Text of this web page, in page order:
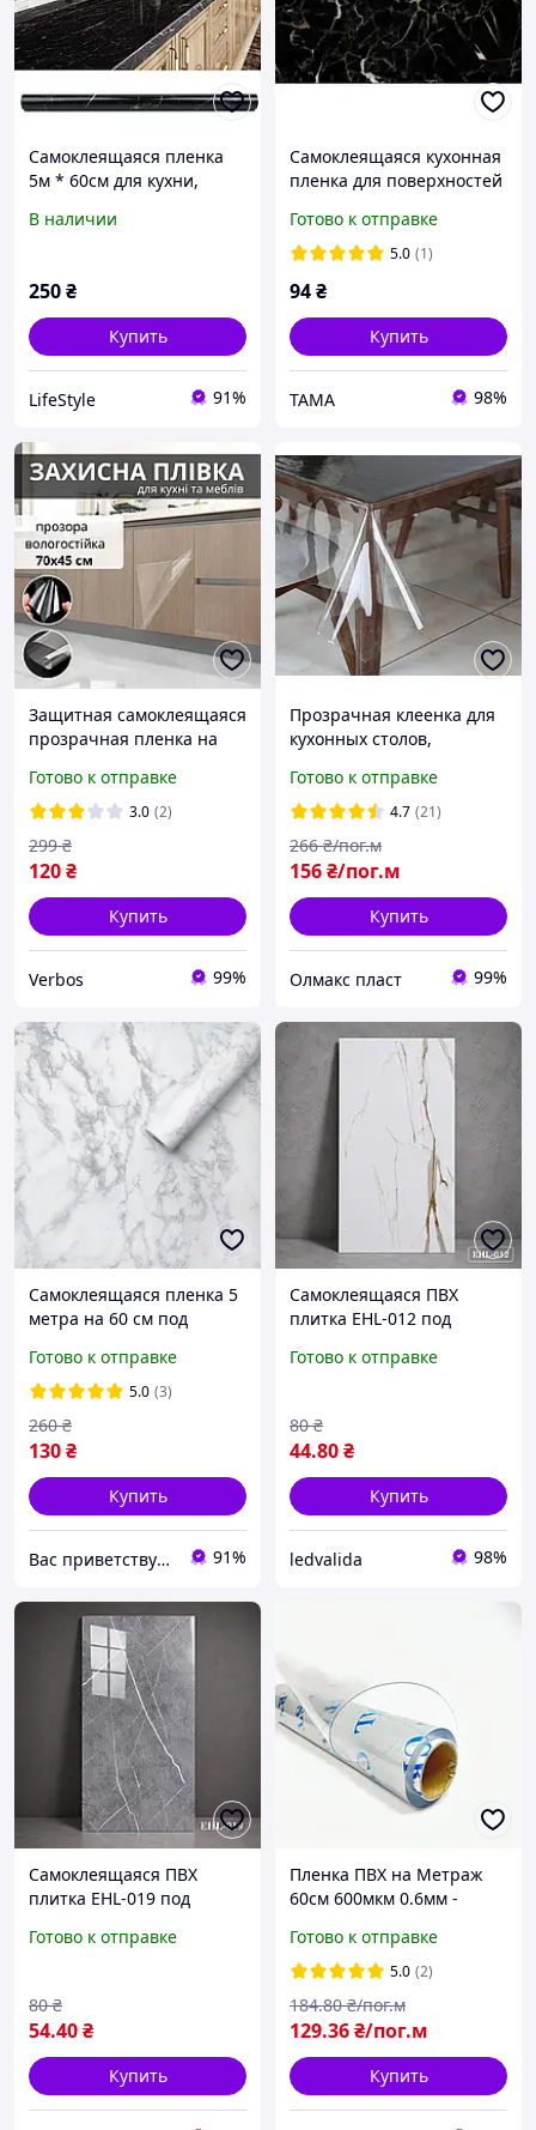
Самоклеящаяся пленка
5м * 60см для кухни,
Sticker / Мраморная
В наличии
250₴
Купить
LifeStyle 91%
Самоклеящаяся кухонная
пленка для поверхностей
мрамор черный
5Mх0.60M
Готово к отправке
5.0 (1)
94₴
Купить
TAMA 98%
Защитная самоклеящаяся
прозрачная пленка на
пленка на
стену.Защитная пленка
для кафеля
Готово к отправке
3.0 (2)
120₴
299 ₴
Купить
Verbos 99%
Прозрачная клеенка для
кухонных столов,
Готово к отправке
4.7 (21)
156₴/пог.м
266 ₴/пог.м
Купить
Олмакс пласт 99%
Самоклеящаяся пленка 5
метра на 60 см под
мрамор
Готово к отправке
5.0 (3)
130₴
260 ₴
Купить
Вас приветствует интернет-магазин SvetOn! 91%
Самоклеящаяся ПВХ
плитка EHL-012 под
декоративная
стен, кухонного фартука и
ванной комнаты
Готово к отправке
44.80₴
80 ₴
Купить
ledvalida 98%
Самоклеящаяся ПВХ
плитка EHL-019 под
прожилками,
влагостойкая плитка для
стен, кухонного фартук
Готово к отправке
54.40₴
80 ₴
Купить
Пленка ПВХ на Метраж
60см 600мкм 0.6мм -
силикон, Гибкое стекло,
мягкое стекло
Готово к отправке
5.0 (2)
129.36₴/пог.м
184.80 ₴/пог.м
Купить